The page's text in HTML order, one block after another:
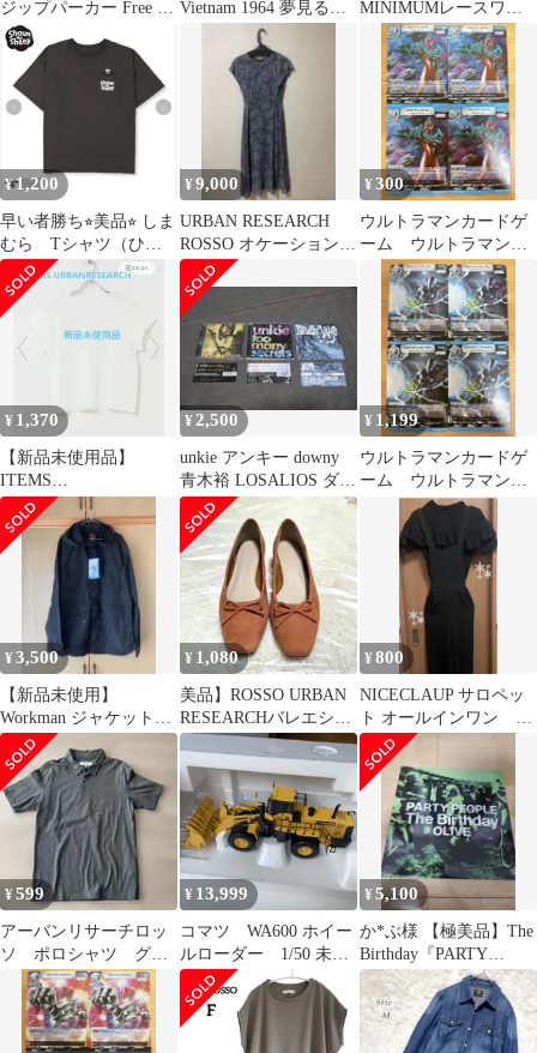
ジップパーカー Free グ
レー
Vietnam 1964 夢見るス
トロベリー 浅井健一
MINIMUMレースワン
ピース インナー 2枚セ
ット M
¥1,200
早い者勝ち⭐︎美品⭐︎ しま
むら Tシャツ（ひつ
じのショーン） オー
バーサイズ
¥9,000
URBAN RESEARCH
ROSSO オケーションド
レス ブライダルドレ
ス
¥300
ウルトラマンカードゲ
ーム ウルトラマンオ
メガ R BP08-066 4
枚 美品
¥ 1,370
【新品未使用品】
ITEMS
URBANRESEARCH半
袖トップスのみ ホワ
イト
¥2,500
unkie アンキー downy
青木裕 LOSALIOS ダウ
ニー TOKIE
¥ 1,199
ウルトラマンカードゲ
ーム ウルトラマンブ
レーザー RR UD01-
006 4枚
¥3,500
【新品未使用】
Workman ジャケット
ブラック LL
¥ 1,080
美品】ROSSO URBAN
RESEARCHバレエシュ
ーズ スエード38ヒール
¥800
NICECLAUP サロペッ
ト オールインワン パ
ンツ 夏 ブラック
黒
¥599
アーバンリサーチロッ
ソ ポロシャツ グレ
ー Lサイズ
¥ 13,999
コマツ WA600 ホイー
ルローダー 1/50 未展
示品
¥5,100
か*ぶ様 【極美品】The
Birthday『PARTY
PEOPLE / OL